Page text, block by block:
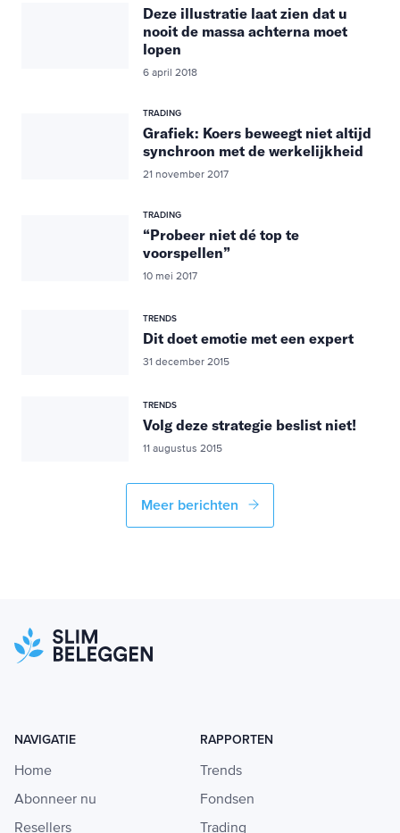
Deze illustratie laat zien dat u
nooit de massa achterna moet
lopen
6 april 2018
TRADING
Grafiek: Koers beweegt niet altijd
synchroon met de werkelijkheid
21 november 2017
TRADING
“Probeer niet dé top te
voorspellen”
10 mei 2017
TRENDS
Dit doet emotie met een expert
31 december 2015
TRENDS
Volg deze strategie beslist niet!
11 augustus 2015
Meer berichten
NAVIGATIE
Home
Abonneer nu
Resellers
RAPPORTEN
Trends
Fondsen
Trading